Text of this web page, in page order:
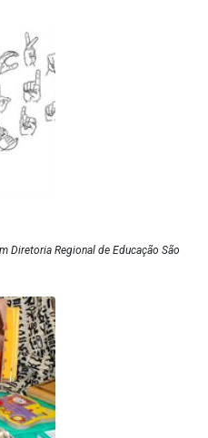
Diretoria Regional de Educação São